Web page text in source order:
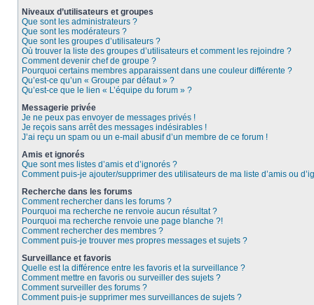
Niveaux d’utilisateurs et groupes
Que sont les administrateurs ?
Que sont les modérateurs ?
Que sont les groupes d’utilisateurs ?
Où trouver la liste des groupes d’utilisateurs et comment les rejoindre ?
Comment devenir chef de groupe ?
Pourquoi certains membres apparaissent dans une couleur différente ?
Qu’est-ce qu’un « Groupe par défaut » ?
Qu’est-ce que le lien « L’équipe du forum » ?
Messagerie privée
Je ne peux pas envoyer de messages privés !
Je reçois sans arrêt des messages indésirables !
J’ai reçu un spam ou un e-mail abusif d’un membre de ce forum !
Amis et ignorés
Que sont mes listes d’amis et d’ignorés ?
Comment puis-je ajouter/supprimer des utilisateurs de ma liste d’amis ou
Recherche dans les forums
Comment rechercher dans les forums ?
Pourquoi ma recherche ne renvoie aucun résultat ?
Pourquoi ma recherche renvoie une page blanche ?!
Comment rechercher des membres ?
Comment puis-je trouver mes propres messages et sujets ?
Surveillance et favoris
Quelle est la différence entre les favoris et la surveillance ?
Comment mettre en favoris ou surveiller des sujets ?
Comment surveiller des forums ?
Comment puis-je supprimer mes surveillances de sujets ?